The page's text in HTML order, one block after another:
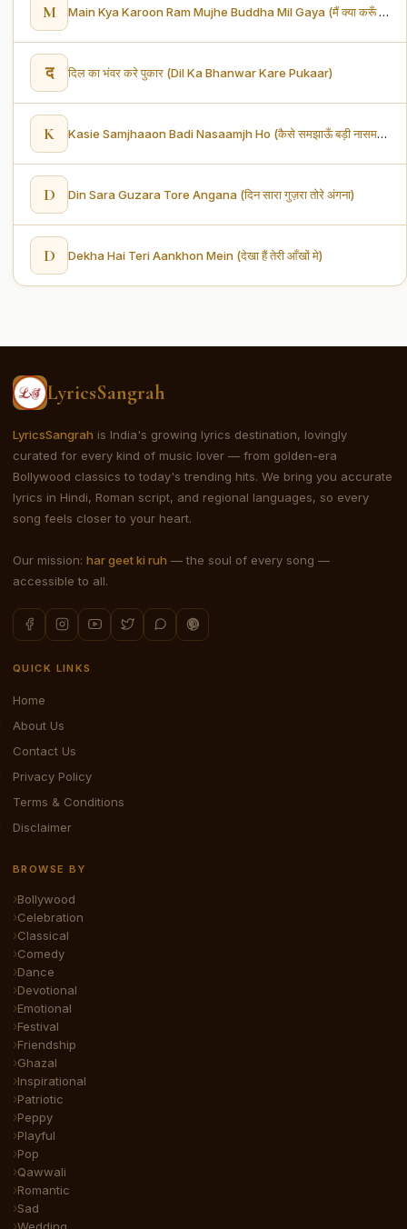
M Main Kya Karoon Ram Mujhe Buddha Mil Gaya (मैं क्या करूँ राम मुझे बुड्ढा मिल गया)
द दिल का भंवर करे पुकार (Dil Ka Bhanwar Kare Pukaar)
K Kasie Samjhaaon Badi Nasaamjh Ho (कैसे समझाऊँ बड़ी नासमझ हो)
D Din Sara Guzara Tore Angana (दिन सारा गुज़रा तोरे अंगना)
D Dekha Hai Teri Aankhon Mein (देखा हैं तेरी आँखों मे)
LyricsSangrah
LyricsSangrah is India's growing lyrics destination, lovingly
curated for every kind of music lover — from golden-era
Bollywood classics to today's trending hits. We bring you accurate
lyrics in Hindi, Roman script, and regional languages, so every
song feels closer to your heart.
Our mission: har geet ki ruh — the soul of every song —
accessible to all.
QUICK LINKS
Home
About Us
Contact Us
Privacy Policy
Terms & Conditions
Disclaimer
BROWSE BY
Bollywood
Celebration
Classical
Comedy
Dance
Devotional
Emotional
Festival
Friendship
Ghazal
Inspirational
Patriotic
Peppy
Playful
Pop
Qawwali
Romantic
Sad
Wedding